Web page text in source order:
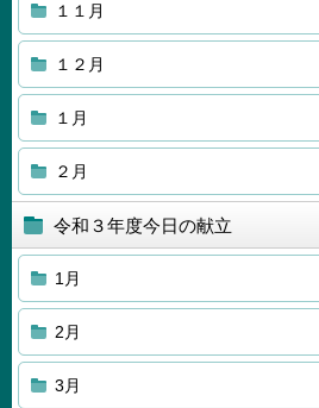
１１月
１２月
１月
２月
令和３年度今日の献立
1月
2月
3月